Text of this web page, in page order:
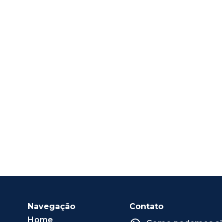
Navegação
Home
Contato